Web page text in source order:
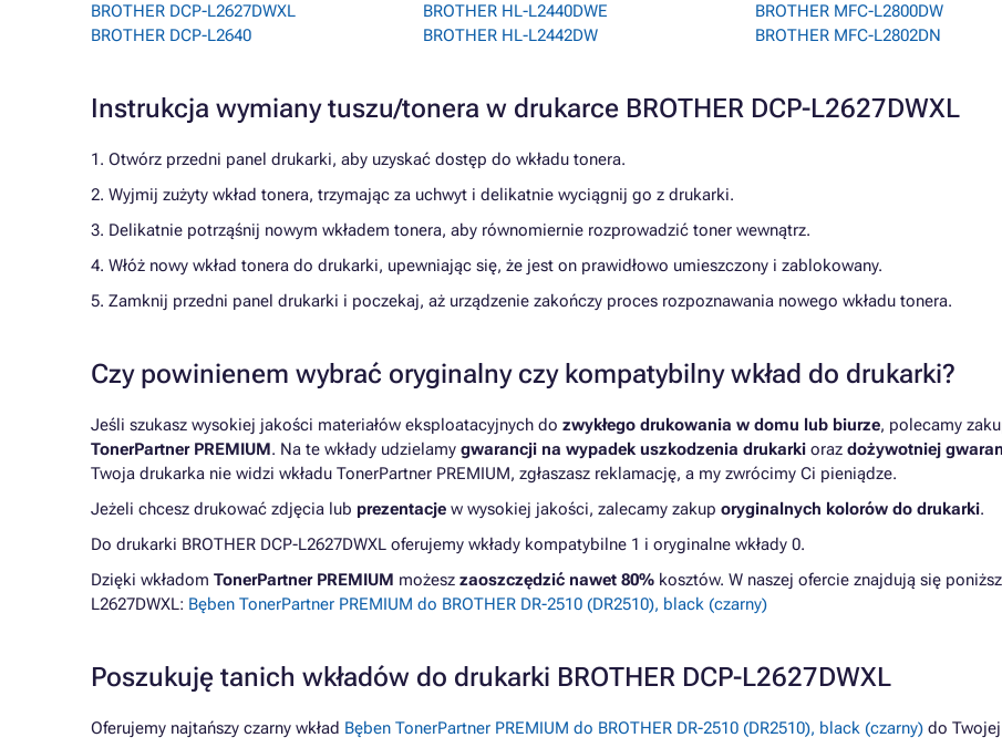
BROTHER DCP-L2627DWXL
BROTHER DCP-L2640
BROTHER HL-L2440DWE
BROTHER HL-L2442DW
BROTHER MFC-L2800DW
BROTHER MFC-L2802DN
Instrukcja wymiany tuszu/tonera w drukarce BROTHER DCP-L2627DWXL
1. Otwórz przedni panel drukarki, aby uzyskać dostęp do wkładu tonera.
2. Wyjmij zużyty wkład tonera, trzymając za uchwyt i delikatnie wyciągnij go z drukarki.
3. Delikatnie potrząśnij nowym wkładem tonera, aby równomiernie rozprowadzić toner wewnątrz.
4. Włóż nowy wkład tonera do drukarki, upewniając się, że jest on prawidłowo umieszczony i zablokowany.
5. Zamknij przedni panel drukarki i poczekaj, aż urządzenie zakończy proces rozpoznawania nowego wkładu tonera.
Czy powinienem wybrać oryginalny czy kompatybilny wkład do drukarki?
Jeśli szukasz wysokiej jakości materiałów eksploatacyjnych do zwykłego drukowania w domu lub biurze, polecamy
TonerPartner PREMIUM. Na te wkłady udzielamy gwarancji na wypadek uszkodzenia drukarki oraz dożywotniej
Twoja drukarka nie widzi wkładu TonerPartner PREMIUM, zgłaszasz reklamację, a my zwrócimy Ci pieniądze.
Jeżeli chcesz drukować zdjęcia lub prezentacje w wysokiej jakości, zalecamy zakup oryginalnych kolorów do drukarki.
Do drukarki BROTHER DCP-L2627DWXL oferujemy wkłady kompatybilne 1 i oryginalne wkłady 0.
Dzięki wkładom TonerPartner PREMIUM możesz zaoszczędzić nawet 80% kosztów. W naszej ofercie znajdują się
L2627DWXL: Bęben TonerPartner PREMIUM do BROTHER DR-2510 (DR2510), black (czarny)
Poszukuję tanich wkładów do drukarki BROTHER DCP-L2627DWXL
Oferujemy najtańszy czarny wkład Bęben TonerPartner PREMIUM do BROTHER DR-2510 (DR2510), black (czarny) do Twojej